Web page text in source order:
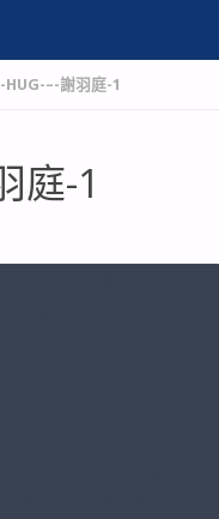
HUG-–-謝羽庭-1
庭-1